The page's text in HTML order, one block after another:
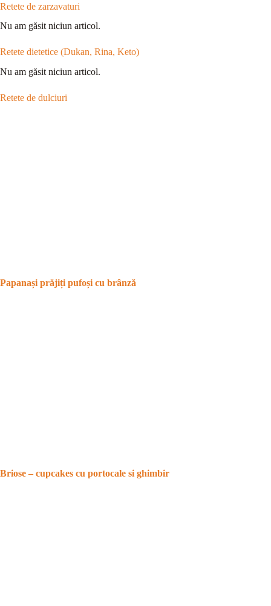
Retete de zarzavaturi
Nu am găsit niciun articol.
Retete dietetice (Dukan, Rina, Keto)
Nu am găsit niciun articol.
Retete de dulciuri
Papanași prăjiți pufoși cu brânză
Briose – cupcakes cu portocale si ghimbir